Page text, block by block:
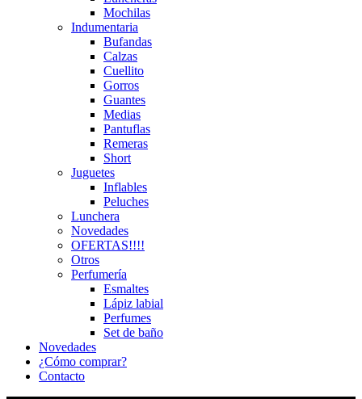
Mochilas
Indumentaria
Bufandas
Calzas
Cuellito
Gorros
Guantes
Medias
Pantuflas
Remeras
Short
Juguetes
Inflables
Peluches
Lunchera
Novedades
OFERTAS!!!!
Otros
Perfumería
Esmaltes
Lápiz labial
Perfumes
Set de baño
Novedades
¿Cómo comprar?
Contacto